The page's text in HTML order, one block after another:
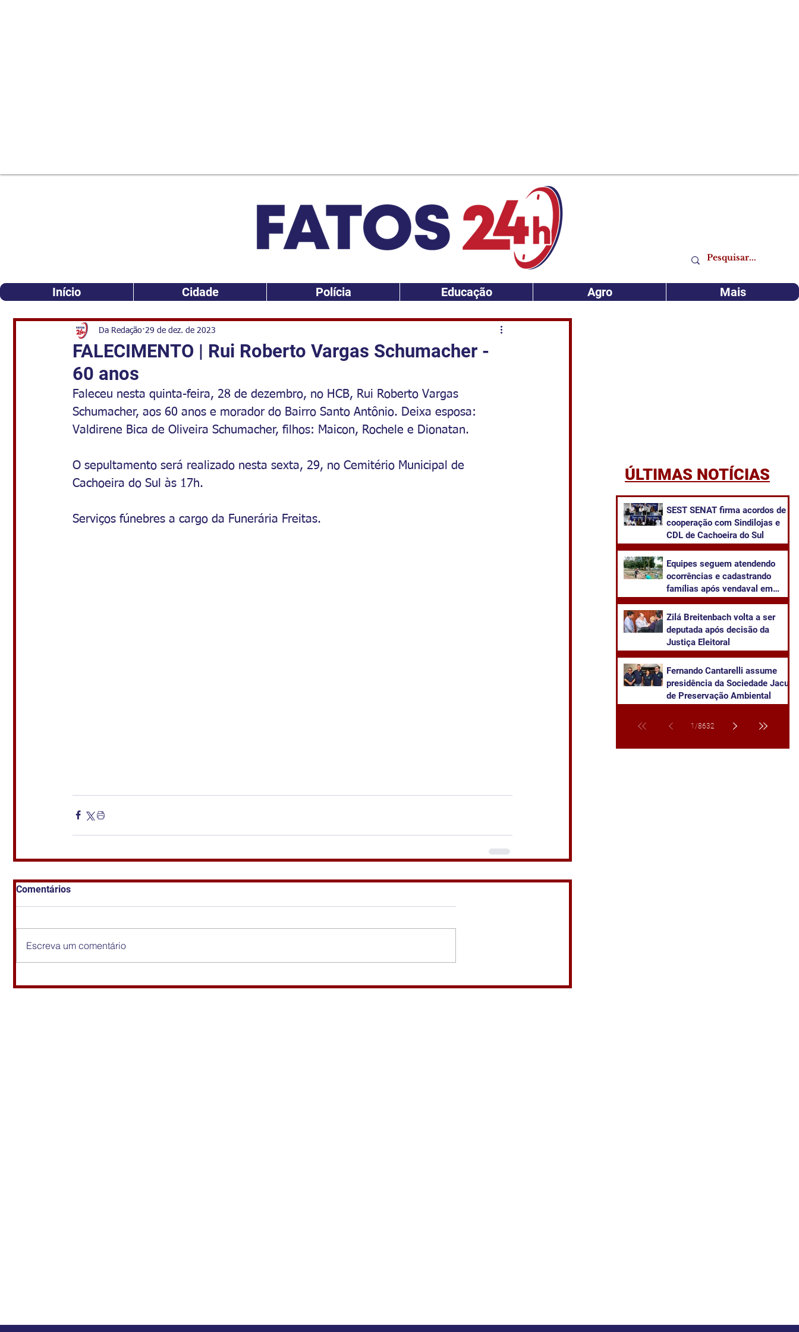
Início Cidade Polícia Educação Agro Mais
FALECIMENTO | Rui Roberto Vargas Schumacher -
60 anos
Da Redação 29 de dez. de 2023
Faleceu nesta quinta-feira, 28 de dezembro, no HCB, Rui Roberto Vargas
Schumacher, aos 60 anos e morador do Bairro Santo Antônio. Deixa esposa:
Valdirene Bica de Oliveira Schumacher, filhos: Maicon, Rochele e Dionatan.
O sepultamento será realizado nesta sexta, 29, no Cemitério Municipal de
Cachoeira do Sul às 17h.
Serviços fúnebres a cargo da Funerária Freitas.
Comentários
Escreva um comentário
ÚLTIMAS NOTÍCIAS
SEST SENAT firma acordos de
cooperação com Sindilojas e
CDL de Cachoeira do Sul
Equipes seguem atendendo
ocorrências e cadastrando
famílias após vendaval em
Zilá Breitenbach volta a ser
deputada após decisão da
Justiça Eleitoral
Fernando Cantarelli assume
presidência da Sociedade Jacuí
de Preservação Ambiental
1 /8632